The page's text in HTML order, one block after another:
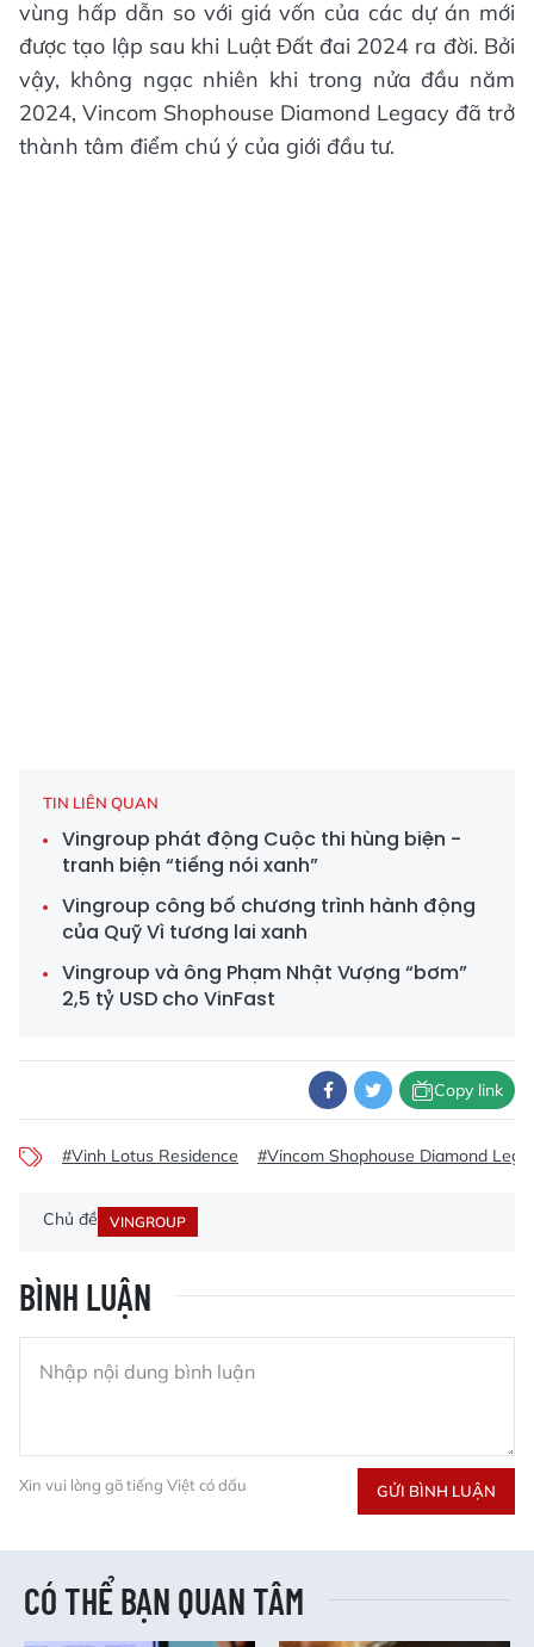
vùng hấp dẫn so với giá vốn của các dự án mới
được tạo lập sau khi Luật Đất đai 2024 ra đời. Bởi
vậy, không ngạc nhiên khi trong nửa đầu năm
2024, Vincom Shophouse Diamond Legacy đã trở
thành tâm điểm chú ý của giới đầu tư.
TIN LIÊN QUAN
Vingroup phát động Cuộc thi hùng biện -
tranh biện “tiếng nói xanh”
Vingroup công bố chương trình hành động
của Quỹ Vì tương lai xanh
Vingroup và ông Phạm Nhật Vượng “bơm”
2,5 tỷ USD cho VinFast
Copy link
#Vinh Lotus Residence #Vincom Shophouse Diamond
Chủ đề VINGROUP
BÌNH LUẬN
Xin vui lòng gõ tiếng Việt có dấu GỬI BÌNH LUẬN
CÓ THỂ BẠN QUAN TÂM